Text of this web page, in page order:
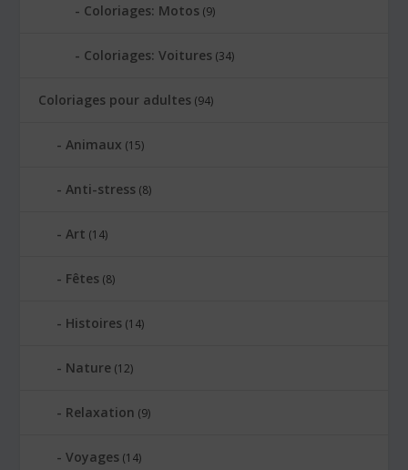
Coloriages: Motos (9)
Coloriages: Voitures (34)
Coloriages pour adultes (94)
Animaux (15)
Anti-stress (8)
Art (14)
Fêtes (8)
Histoires (14)
Nature (12)
Relaxation (9)
Voyages (14)